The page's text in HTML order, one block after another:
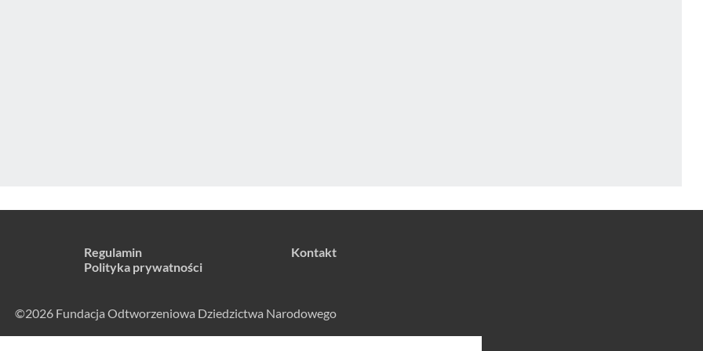
Regulamin
Polityka prywatności
Kontakt
©2026 Fundacja Odtworzeniowa Dziedzictwa Narodowego